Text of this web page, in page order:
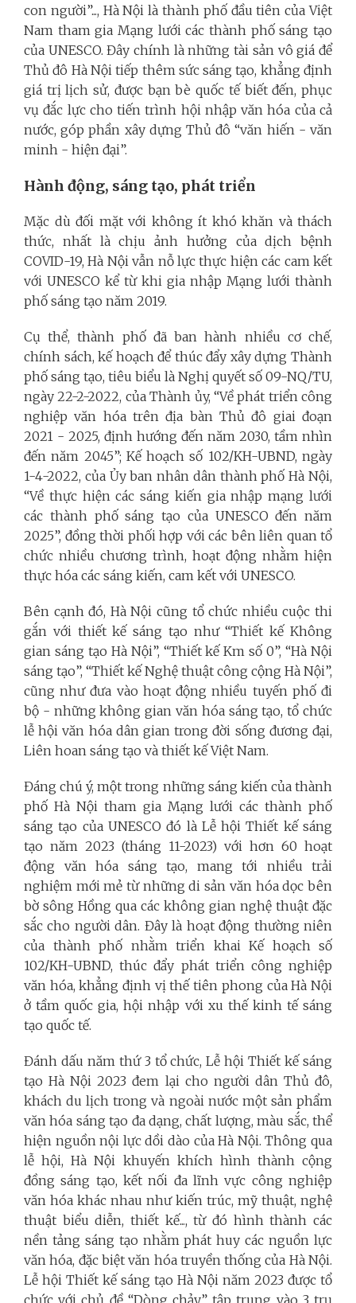
con người”..., Hà Nội là thành phố đầu tiên của Việt
Nam tham gia Mạng lưới các thành phố sáng tạo
của UNESCO. Đây chính là những tài sản vô giá để
Thủ đô Hà Nội tiếp thêm sức sáng tạo, khẳng định
giá trị lịch sử, được bạn bè quốc tế biết đến, phục
vụ đắc lực cho tiến trình hội nhập văn hóa của cả
nước, góp phần xây dựng Thủ đô “văn hiến - văn
minh - hiện đại”.
Hành động, sáng tạo, phát triển
Mặc dù đối mặt với không ít khó khăn và thách
thức, nhất là chịu ảnh hưởng của dịch bệnh
COVID-19, Hà Nội vẫn nỗ lực thực hiện các cam kết
với UNESCO kể từ khi gia nhập Mạng lưới thành
phố sáng tạo năm 2019.
Cụ thể, thành phố đã ban hành nhiều cơ chế,
chính sách, kế hoạch để thúc đẩy xây dựng Thành
phố sáng tạo, tiêu biểu là Nghị quyết số 09-NQ/TU,
ngày 22-2-2022, của Thành ủy, “Về phát triển công
nghiệp văn hóa trên địa bàn Thủ đô giai đoạn
2021 - 2025, định hướng đến năm 2030, tầm nhìn
đến năm 2045”; Kế hoạch số 102/KH-UBND, ngày
1-4-2022, của Ủy ban nhân dân thành phố Hà Nội,
“Về thực hiện các sáng kiến gia nhập mạng lưới
các thành phố sáng tạo của UNESCO đến năm
2025”, đồng thời phối hợp với các bên liên quan tổ
chức nhiều chương trình, hoạt động nhằm hiện
thực hóa các sáng kiến, cam kết với UNESCO.
Bên cạnh đó, Hà Nội cũng tổ chức nhiều cuộc thi
gắn với thiết kế sáng tạo như “Thiết kế Không
gian sáng tạo Hà Nội”, “Thiết kế Km số 0”, “Hà Nội
sáng tạo”, “Thiết kế Nghệ thuật công cộng Hà Nội”,
cũng như đưa vào hoạt động nhiều tuyến phố đi
bộ - những không gian văn hóa sáng tạo, tổ chức
lễ hội văn hóa dân gian trong đời sống đương đại,
Liên hoan sáng tạo và thiết kế Việt Nam.
Đáng chú ý, một trong những sáng kiến của thành
phố Hà Nội tham gia Mạng lưới các thành phố
sáng tạo của UNESCO đó là Lễ hội Thiết kế sáng
tạo năm 2023 (tháng 11-2023) với hơn 60 hoạt
động văn hóa sáng tạo, mang tới nhiều trải
nghiệm mới mẻ từ những di sản văn hóa dọc bên
bờ sông Hồng qua các không gian nghệ thuật đặc
sắc cho người dân. Đây là hoạt động thường niên
của thành phố nhằm triển khai Kế hoạch số
102/KH-UBND, thúc đẩy phát triển công nghiệp
văn hóa, khẳng định vị thế tiên phong của Hà Nội
ở tầm quốc gia, hội nhập với xu thế kinh tế sáng
tạo quốc tế.
Đánh dấu năm thứ 3 tổ chức, Lễ hội Thiết kế sáng
tạo Hà Nội 2023 đem lại cho người dân Thủ đô,
khách du lịch trong và ngoài nước một sản phẩm
văn hóa sáng tạo đa dạng, chất lượng, màu sắc, thể
hiện nguồn nội lực dồi dào của Hà Nội. Thông qua
lễ hội, Hà Nội khuyến khích hình thành cộng
đồng sáng tạo, kết nối đa lĩnh vực công nghiệp
văn hóa khác nhau như kiến trúc, mỹ thuật, nghệ
thuật biểu diễn, thiết kế..., từ đó hình thành các
nền tảng sáng tạo nhằm phát huy các nguồn lực
văn hóa, đặc biệt văn hóa truyền thống của Hà Nội.
Lễ hội Thiết kế sáng tạo Hà Nội năm 2023 được tổ
chức với chủ đề “Dòng chảy” tập trung vào 3 trụ